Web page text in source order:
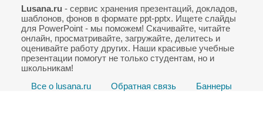
Lusana.ru- сервис хранения презентаций, докладов,
шаблонов, фонов в формате ppt-pptx. Ищете слайды
для PowerPoint - мы поможем! Скачивайте, читайте
онлайн, просматривайте, загружайте, делитесь и
оценивайте работу других. Наши красивые учебные
презентации помогут не только студентам, но и
школьникам!
Все о lusana.ru
Обратная связь Баннеры